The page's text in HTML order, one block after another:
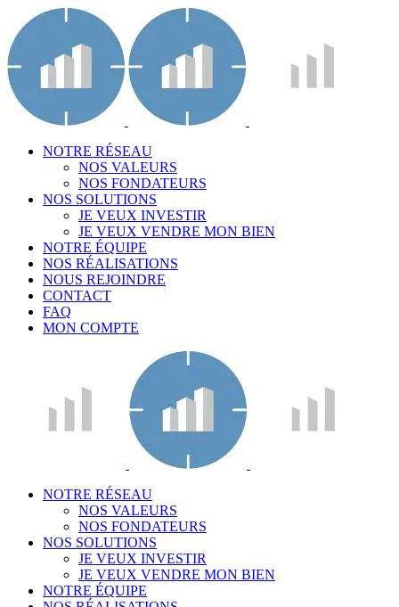
NOTRE RÉSEAU
NOS VALEURS
NOS FONDATEURS
NOS SOLUTIONS
JE VEUX INVESTIR
JE VEUX VENDRE MON BIEN
NOTRE ÉQUIPE
NOS RÉALISATIONS
NOUS REJOINDRE
CONTACT
FAQ
MON COMPTE
NOTRE RÉSEAU
NOS VALEURS
NOS FONDATEURS
NOS SOLUTIONS
JE VEUX INVESTIR
JE VEUX VENDRE MON BIEN
NOTRE ÉQUIPE